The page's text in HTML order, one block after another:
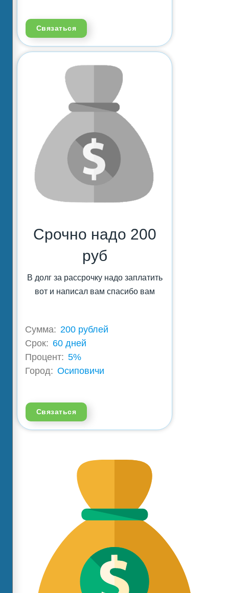
Связаться
Срочно надо 200
руб
В долг за рассрочку надо заплатить
вот и написал вам спасибо вам
Сумма: 200 рублей
Срок: 60 дней
Процент: 5%
Город: Осиповичи
Связаться